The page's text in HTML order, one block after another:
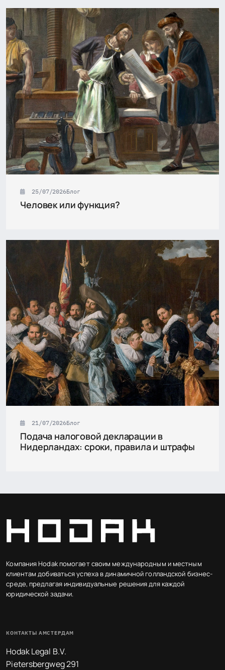
25/07/2026Блог
Человек или функция?
21/07/2026Блог
Подача налоговой декларации в
Нидерландах: сроки, правила и штрафы
Компания Hodak помогает своим международным и местным
клиентам добиваться успеха в динамичной голландской бизнес-
среде, предлагая индивидуальные решения для каждой
юридической задачи.
КОНТАКТЫ АМСТЕРДАМ
Hodak Legal B.V.
Pietersbergweg 291